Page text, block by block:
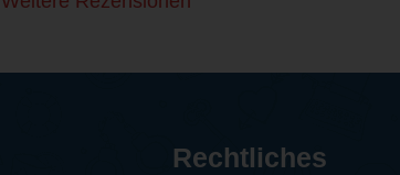
Rechtliches